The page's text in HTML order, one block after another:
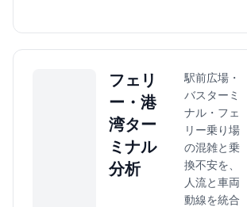
フェリ
ー・港
湾ター
ミナル
分析
駅前広場・
バスターミ
ナル・フェ
リー乗り場
の混雑と乗
換不安を、
人流と車両
動線を統合